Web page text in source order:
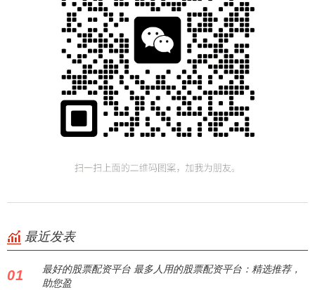
最近发表
01
最好的股票配资平台 最多人用的股票配资平台：精选推荐，
助您盈